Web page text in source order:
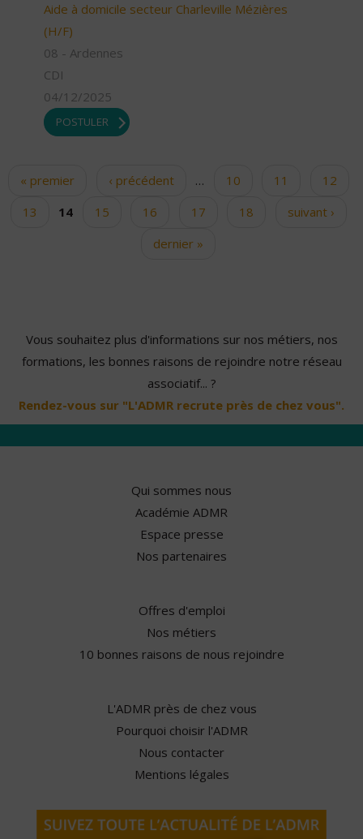
Aide à domicile secteur Charleville Mézières
(H/F)
08 - Ardennes
CDI
04/12/2025
POSTULER
Pages
« premier ‹ précédent … 10 11
12
13
14 15 16 17 18
suivant ›
dernier »
Vous souhaitez plus d'informations sur nos métiers, nos
formations, les bonnes raisons de rejoindre notre réseau
associatif... ?
Rendez-vous sur "L'ADMR recrute près de chez vous".
Qui sommes nous
Académie ADMR
Espace presse
Nos partenaires
Offres d'emploi
Nos métiers
10 bonnes raisons de nous rejoindre
L'ADMR près de chez vous
Pourquoi choisir l'ADMR
Nous contacter
Mentions légales